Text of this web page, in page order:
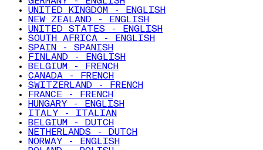
UNITED KINGDOM - ENGLISH
NEW ZEALAND - ENGLISH
UNITED STATES - ENGLISH
SOUTH AFRICA - ENGLISH
SPAIN - SPANISH
FINLAND - ENGLISH
BELGIUM - FRENCH
CANADA - FRENCH
SWITZERLAND - FRENCH
FRANCE - FRENCH
HUNGARY - ENGLISH
ITALY - ITALIAN
BELGIUM - DUTCH
NETHERLANDS - DUTCH
NORWAY - ENGLISH